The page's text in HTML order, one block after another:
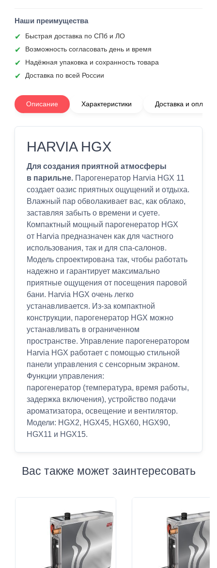
Наши преимущества
Быстрая доставка по СПб и ЛО
Возможность согласовать день и время
Надёжная упаковка и сохранность товара
Доставка по всей России
Описание Характеристики Доставка и оплата
HARVIA HGX
Для создания приятной атмосферы
в парильне. Парогенератор Harvia HGX 11
создает оазис приятных ощущений и отдыха.
Влажный пар обволакивает вас, как облако,
заставляя забыть о времени и суете.
Компактный мощный парогенератор HGX
от Harvia предназначен как для частного
использования, так и для спа-салонов.
Модель спроектирована так, чтобы работать
надежно и гарантирует максимально
приятные ощущения от посещения паровой
бани. Harvia HGX очень легко
устанавливается. Из-за компактной
конструкции, парогенератор HGX можно
устанавливать в ограниченном
пространстве. Управление парогенератором
Harvia HGX работает с помощью стильной
панели управления с сенсорным экраном.
Функции управления:
парогенератор (температура, время работы,
задержка включения), устройство подачи
ароматизатора, освещение и вентилятор.
Модели: HGX2, HGX45, HGX60, HGX90,
HGX11 и HGX15.
Вас также может заинтересовать